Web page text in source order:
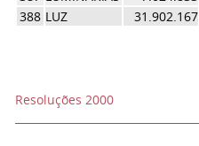
388 LUZ 31.902.167
Resoluções 2000